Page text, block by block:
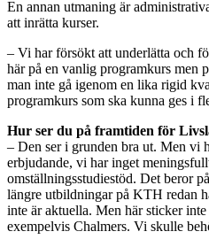
En annan utmaning är
att inrätta kurser.
– Vi har försökt att underlätta och
här på en vanlig programkurs men
man inte gå igenom en lika rigid
programkurs som ska kunna ges i
Hur ser du på framtiden för
– Den ser i grunden bra ut. Men vi
erbjudande, vi har inget
omställningsstudiestöd. Det beror
längre utbildningar på KTH redan
inte är aktuella. Men här sticker
exempelvis Chalmers. Vi skulle